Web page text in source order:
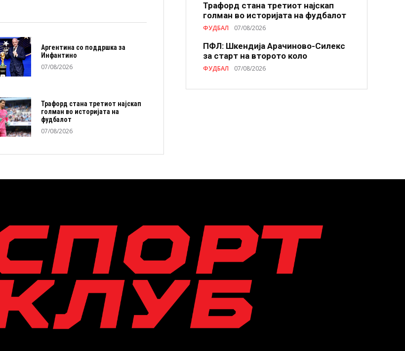
Аргентина со поддршка за
Инфантино
07/08/2026
Трафорд стана третиот најскап
голман во историјата на
фудбалот
07/08/2026
Трафорд стана третиот најскап
голман во историјата на фудбалот
ФУДБАЛ 07/08/2026
ПФЛ: Шкендија Арачиново-Силекс
за старт на второто коло
ФУДБАЛ 07/08/2026